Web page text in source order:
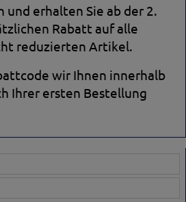
und erhalten Sie ab der 2.
Rabatt auf alle
reduzierten Artikel.
wir Ihnen innerhalb
Ihrer ersten Bestellung